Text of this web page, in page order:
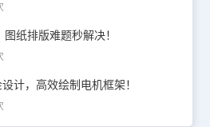
纸排版难题秒解决！
计，高效绘制电机框架！